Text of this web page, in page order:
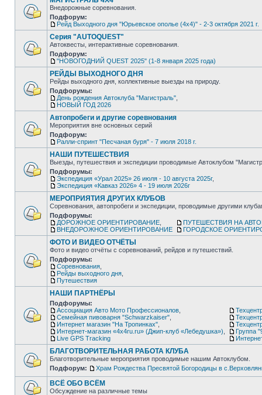
Внедорожные соревнования.
Подфорум:
Рейд Выходного дня "Юрьевское ополье (4х4)" - 2-3 октября 2021 г.
Серия "AUTOQUEST"
Автоквесты, интерактивные соревнования.
Подфорум:
"НОВОГОДНИЙ QUEST 2025" (1-8 января 2025 года)
РЕЙДЫ ВЫХОДНОГО ДНЯ
Рейды выходного дня, коллективные выезды на природу.
Подфорумы:
День рождения Автоклуба "Магистраль"
НОВЫЙ ГОД 2026
Автопробеги и другие соревнования
Мероприятия вне основных серий
Подфорум:
Ралли-спринт "Песчаная буря" - 7 июля 2018 г.
НАШИ ПУТЕШЕСТВИЯ
Выезды, путешествия и экспедиции проводимые Автоклубом
Подфорумы:
Экспедиция «Урал 2025» 26 июля - 10 августа 2025г,
Экспедиция «Кавказ 2026» 4 - 19 июля 2026г
МЕРОПРИЯТИЯ ДРУГИХ КЛУБОВ
Соревнования, автопробеги и экспедиции, проводимые другими
Подфорумы:
ДОРОЖНОЕ ОРИЕНТИРОВАНИЕ
ВНЕДОРОЖНОЕ ОРИЕНТИРОВАНИЕ
ПУТЕШЕСТВИЯ НА
ГОРОДСКОЕ
ФОТО И ВИДЕО ОТЧЁТЫ
Фото и видео отчёты с соревнований, рейдов и путешествий.
Подфорумы:
Соревнования
Рейды выходного дня
Путешествия
НАШИ ПАРТНЁРЫ
Подфорумы:
Ассоциация Авто Мото Профессионалов
Семейная пивоварня "Schwarzkaiser"
Интернет магазин "На Тропинках"
Интернет-магазин «4х4ru.ru» (Джип-клуб «Лебедушка»)
Live GPS Tracking
Группа
БЛАГОТВОРИТЕЛЬНАЯ РАБОТА КЛУБА
Благотворительные мероприятия проводимые нашим Автоклубом.
Подфорум:
Храм Рождества Пресвятой Богородицы в
ВСЁ ОБО ВСЁМ
Обсуждение на различные темы